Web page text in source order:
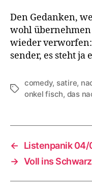
Den Gedan­ken,
wohl
wie­der
sen­der, es steht ja
Schlagwörter
comedy, satire,
onkel fisch, das
←
Listenpanik 04/​
→ Voll ins